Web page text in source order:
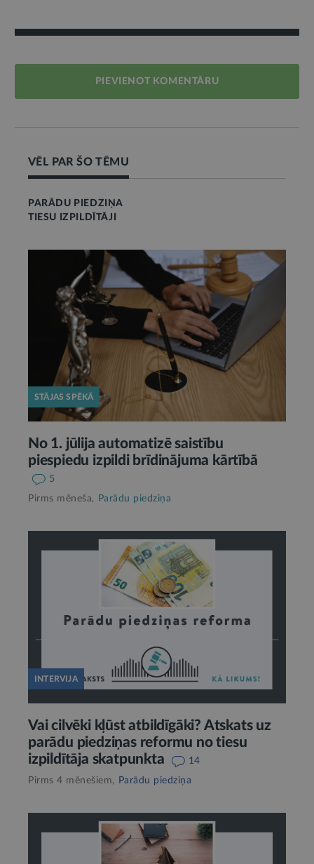
PIEVIENOT KOMENTĀRU
VĒL PAR ŠO TĒMU
PARĀDU PIEDZIŅA
TIESU IZPILDĪTĀJI
STĀJAS SPĒKĀ
No 1. jūlija automatizē saistību
piespiedu izpildi brīdinājuma kārtībā
5
Pirms mēneša, Parādu piedziņa
INTERVIJA
Vai cilvēki kļūst atbildīgāki? Atskats uz
parādu piedziņas reformu no tiesu
izpildītāja skatpunkta
14
Pirms 4 mēnešiem,
Parādu piedziņa